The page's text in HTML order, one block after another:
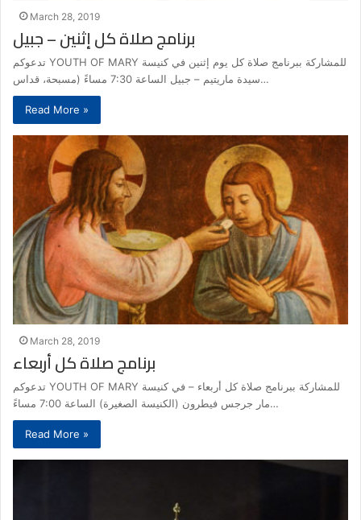
March 28, 2019
برنامج صلاة كل إثنين – جبيل
تدعوكم YOUTH OF MARY للمشاركة ببرنامج صلاة كل يوم إثنين في كنيسة
سيدة ماريتيم – جبيل الساعة 7:30 مساءً (مسبحة، قداس…
Read More »
March 28, 2019
برنامج صلاة كل أربعاء
تدعوكم YOUTH OF MARY للمشاركة ببرنامج صلاة كل أربعاء – في كنيسة
مار جرجس فيطرون (الكنيسة الصغيرة) الساعة 7:00 مساءً…
Read More »